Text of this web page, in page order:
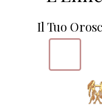
Il Tuo